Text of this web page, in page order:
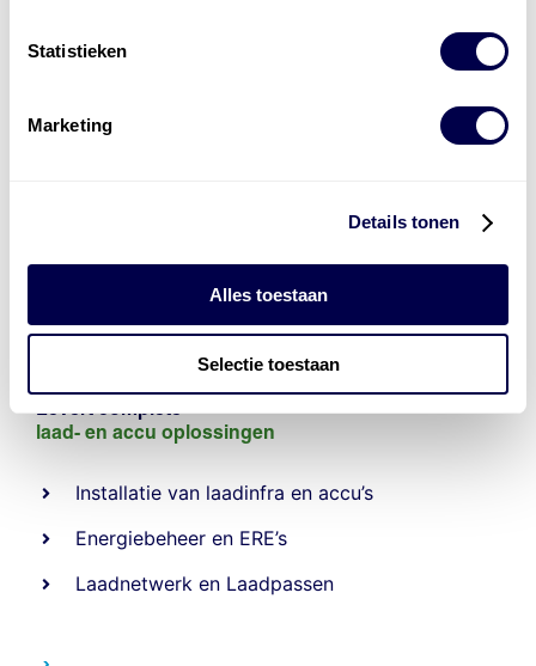
Statistieken
Marketing
Details tonen
Alles toestaan
Selectie toestaan
laad- en accu oplossingen
Installatie van laadinfra en accu’s
Energiebeheer en ERE’s
Laadnetwerk en Laadpassen